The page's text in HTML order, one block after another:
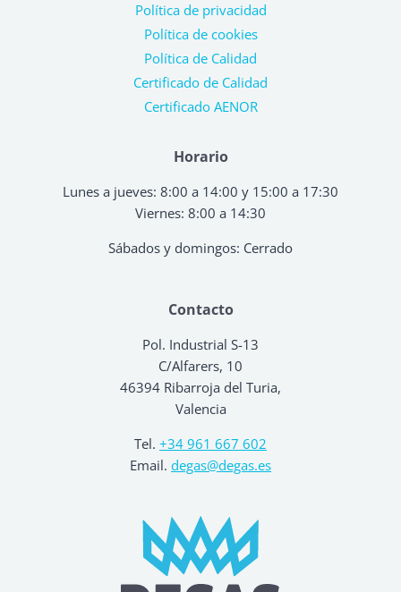
Contacto
Pol. Industrial S-13
C/Alfarers, 10
46394 Ribarroja del Turia,
Valencia
Tel. +34 961 667 602
Email. degas@degas.es
Horario
Lunes a jueves: 8:00 a 14:00 y 15:00 a 17:30
Viernes: 8:00 a 14:30
Sábados y domingos: Cerrado
Política de privacidad
Política de cookies
Política de Calidad
Certificado de Calidad
Certificado AENOR